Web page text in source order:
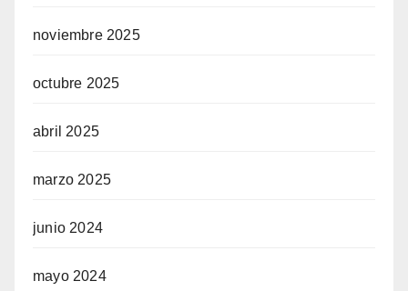
noviembre 2025
octubre 2025
abril 2025
marzo 2025
junio 2024
mayo 2024